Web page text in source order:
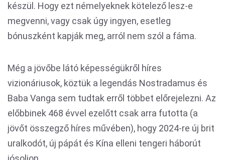
készül. Hogy ezt némelyeknek kötelező lesz-e
megvenni, vagy csak úgy ingyen, esetleg
bónuszként kapják meg, arról nem szól a fáma.
Még a jövőbe látó képességükről híres
vizionáriusok, köztük a legendás Nostradamus és
Baba Vanga sem tudtak erről többet előrejelezni. Az
előbbinek 468 évvel ezelőtt csak arra futotta (a
jövőt összegző híres művében), hogy 2024-re új brit
uralkodót, új pápát és Kína elleni tengeri háborút